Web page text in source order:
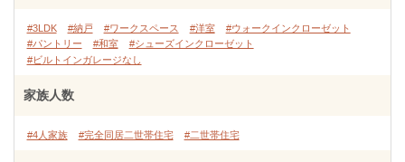
#3LDK #納戸 #ワークスペース #洋室
#ウォークインクローゼット
#パントリー
#和室
#シューズインクローゼット
#ビルトインガレージなし
家族人数
#4人家族 #完全同居二世帯住宅 #二世帯住宅